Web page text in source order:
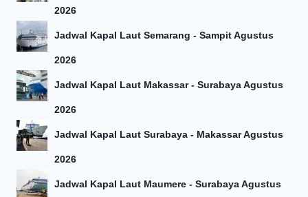
2026
Jadwal Kapal Laut Semarang - Sampit Agustus
2026
Jadwal Kapal Laut Makassar - Surabaya Agustus
2026
Jadwal Kapal Laut Surabaya - Makassar Agustus
2026
Jadwal Kapal Laut Maumere - Surabaya Agustus